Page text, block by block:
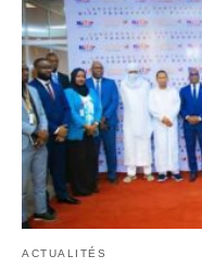
ACTUALITÉS